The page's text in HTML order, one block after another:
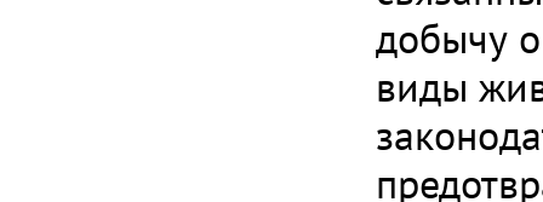
добычу
виды